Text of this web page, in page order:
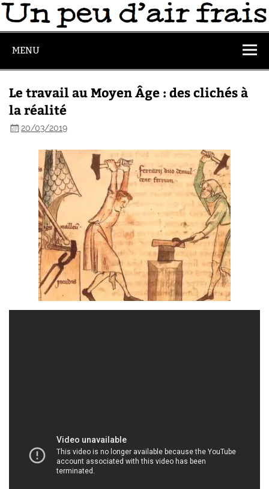
MENU
Le travail au Moyen Âge : des clichés à
la réalité
20/03/2019